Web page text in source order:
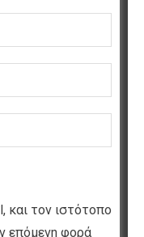
και τον ιστότοπο
επόμενη φορά